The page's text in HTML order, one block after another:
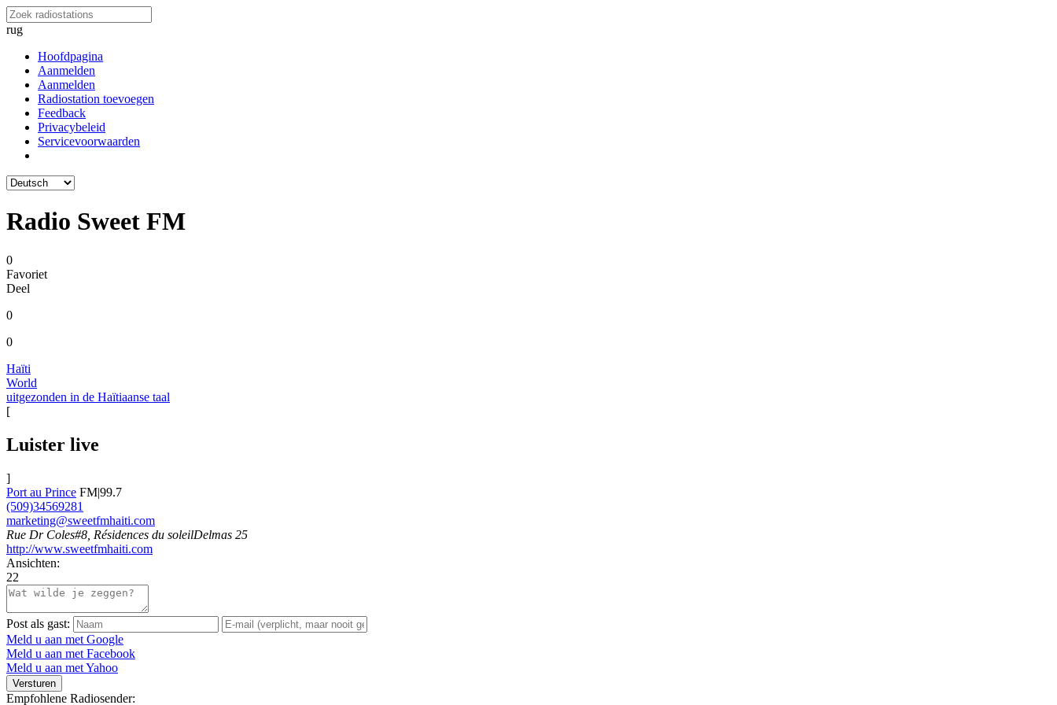
rug
Hoofdpagina
Aanmelden
Aanmelden
Radiostation toevoegen
Feedback
Privacybeleid
Servicevoorwaarden
Radio Sweet FM
0
Favoriet
Deel
0
0
Haïti
World
uitgezonden in de Haïtiaanse taal
[
Luister live
]
Port au Prince FM|99.7
(509)34569281
marketing@sweetfmhaiti.com
Rue Dr Coles#8, Résidences du soleilDelmas 25
http://www.sweetfmhaiti.com
Ansichten:
22
Post als gast:
Meld u aan met Google
Meld u aan met Facebook
Meld u aan met Yahoo
Versturen
Empfohlene Radiosender: